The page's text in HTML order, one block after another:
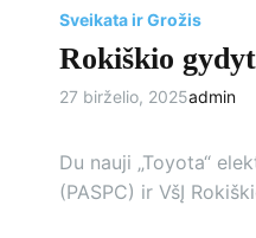
Sveikata ir Grožis
Rokiškio
27 birželio, 2025admin
Du nauji „Toyota“
(PASPC) ir VšĮ